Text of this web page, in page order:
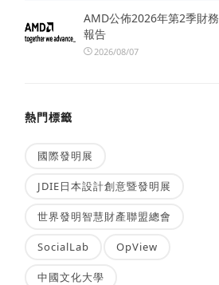
AMD公佈2026年第2季財務
報告
2026/08/07
熱門標籤
國際發明展
JDIE日本設計創意暨發明展
世界發明智慧財產聯盟總會
SocialLab OpView
中國文化大學